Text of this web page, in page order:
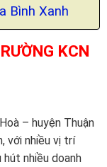
Bình Xanh
KCN
– huyện Thuận
với nhiều vị trí
nhiều doanh